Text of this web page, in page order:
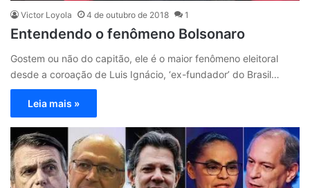
Victor Loyola 4 de outubro de 2018 1
Entendendo o fenômeno Bolsonaro
Gostem ou não do capitão, ele é o maior fenômeno eleitoral
desde a coroação de Luis Ignácio, ‘ex-fundador’ do Brasil…
Leia mais »